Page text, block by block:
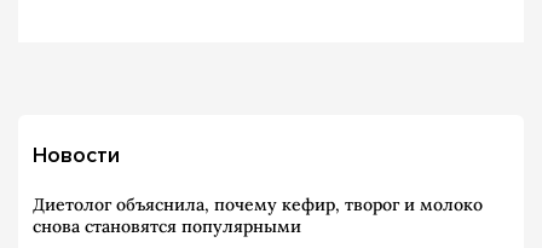
Новости
Диетолог объяснила, почему кефир, творог и молоко
снова становятся популярными